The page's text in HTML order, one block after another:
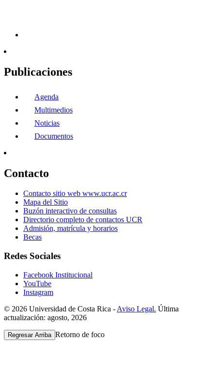
Publicaciones
Agenda
Multimedios
Noticias
Documentos
Contacto
Contacto sitio web www.ucr.ac.cr
Mapa del Sitio
Buzón interactivo de consultas
Directorio completo de contactos UCR
Admisión, matrícula y horarios
Becas
Redes Sociales
Facebook Institucional
YouTube
Instagram
© 2026 Universidad de Costa Rica - Aviso Legal. Última
actualización: agosto, 2026
Regresar Arriba Retorno de foco